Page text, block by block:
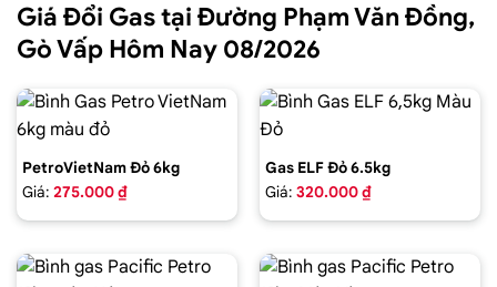
Giá Đổi Gas tại Đường Phạm Văn Đồng,
Gò Vấp Hôm Nay 08/2026
PetroVietNam Đỏ 6kg
Giá: 275.000 ₫
Gas ELF Đỏ 6.5kg
Giá: 320.000 ₫